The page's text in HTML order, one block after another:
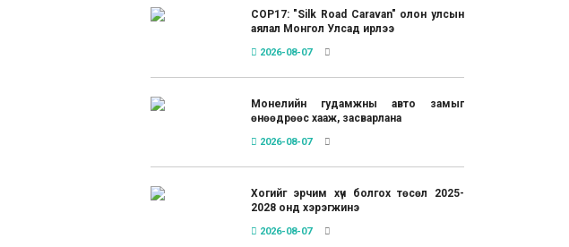
COP17: "Silk Road Caravan" олон улсын
аялал Монгол Улсад ирлээ
2026-08-07
Монелийн гудамжны авто замыг
өнөөдрөөс хааж, засварлана
2026-08-07
Хогийг эрчим хүч болгох төсөл 2025-
2028 онд хэрэгжинэ
2026-08-07